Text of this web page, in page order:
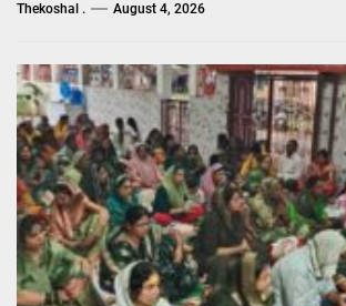
Thekoshal . August 4, 2026